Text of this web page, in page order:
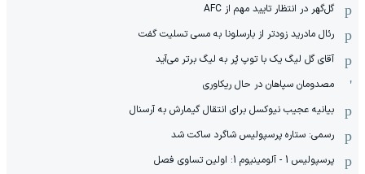
گل‌گهر در انتظار تایید مهم از ‌AFC
رئال مادرید زودتر از بارسلونا به مسی تسلیت گفت
آقای گل لیگ یک با توپ پُر به لیگ برتر می‌آید
مصدومان سپاهان در حال ریکاوری
بیانیه عجیب نیوکسل برای انتقال گیمارش به آرسنال
رسمی: ستاره پرسپولیس شاگرد ساکت شد
پرسپولیس 1 - آلومینیوم 1: اولین تساوی فصل